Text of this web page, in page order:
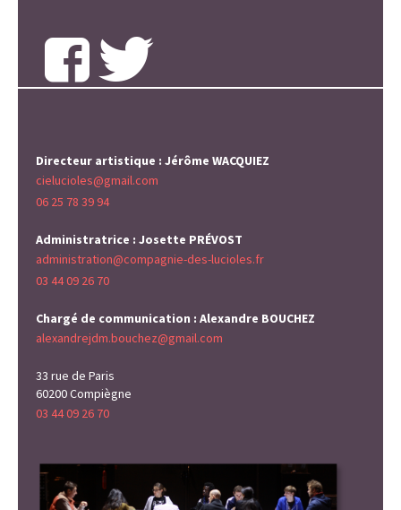
Directeur artistique : Jérôme WACQUIEZ
cielucioles@gmail.com
06 25 78 39 94
Administratrice : Josette PRÉVOST
administration@compagnie-des-lucioles.fr
03 44 09 26 70
Chargé de communication : Alexandre BOUCHEZ
alexandrejdm.bouchez@gmail.com
33 rue de Paris
60200 Compiègne
03 44 09 26 70